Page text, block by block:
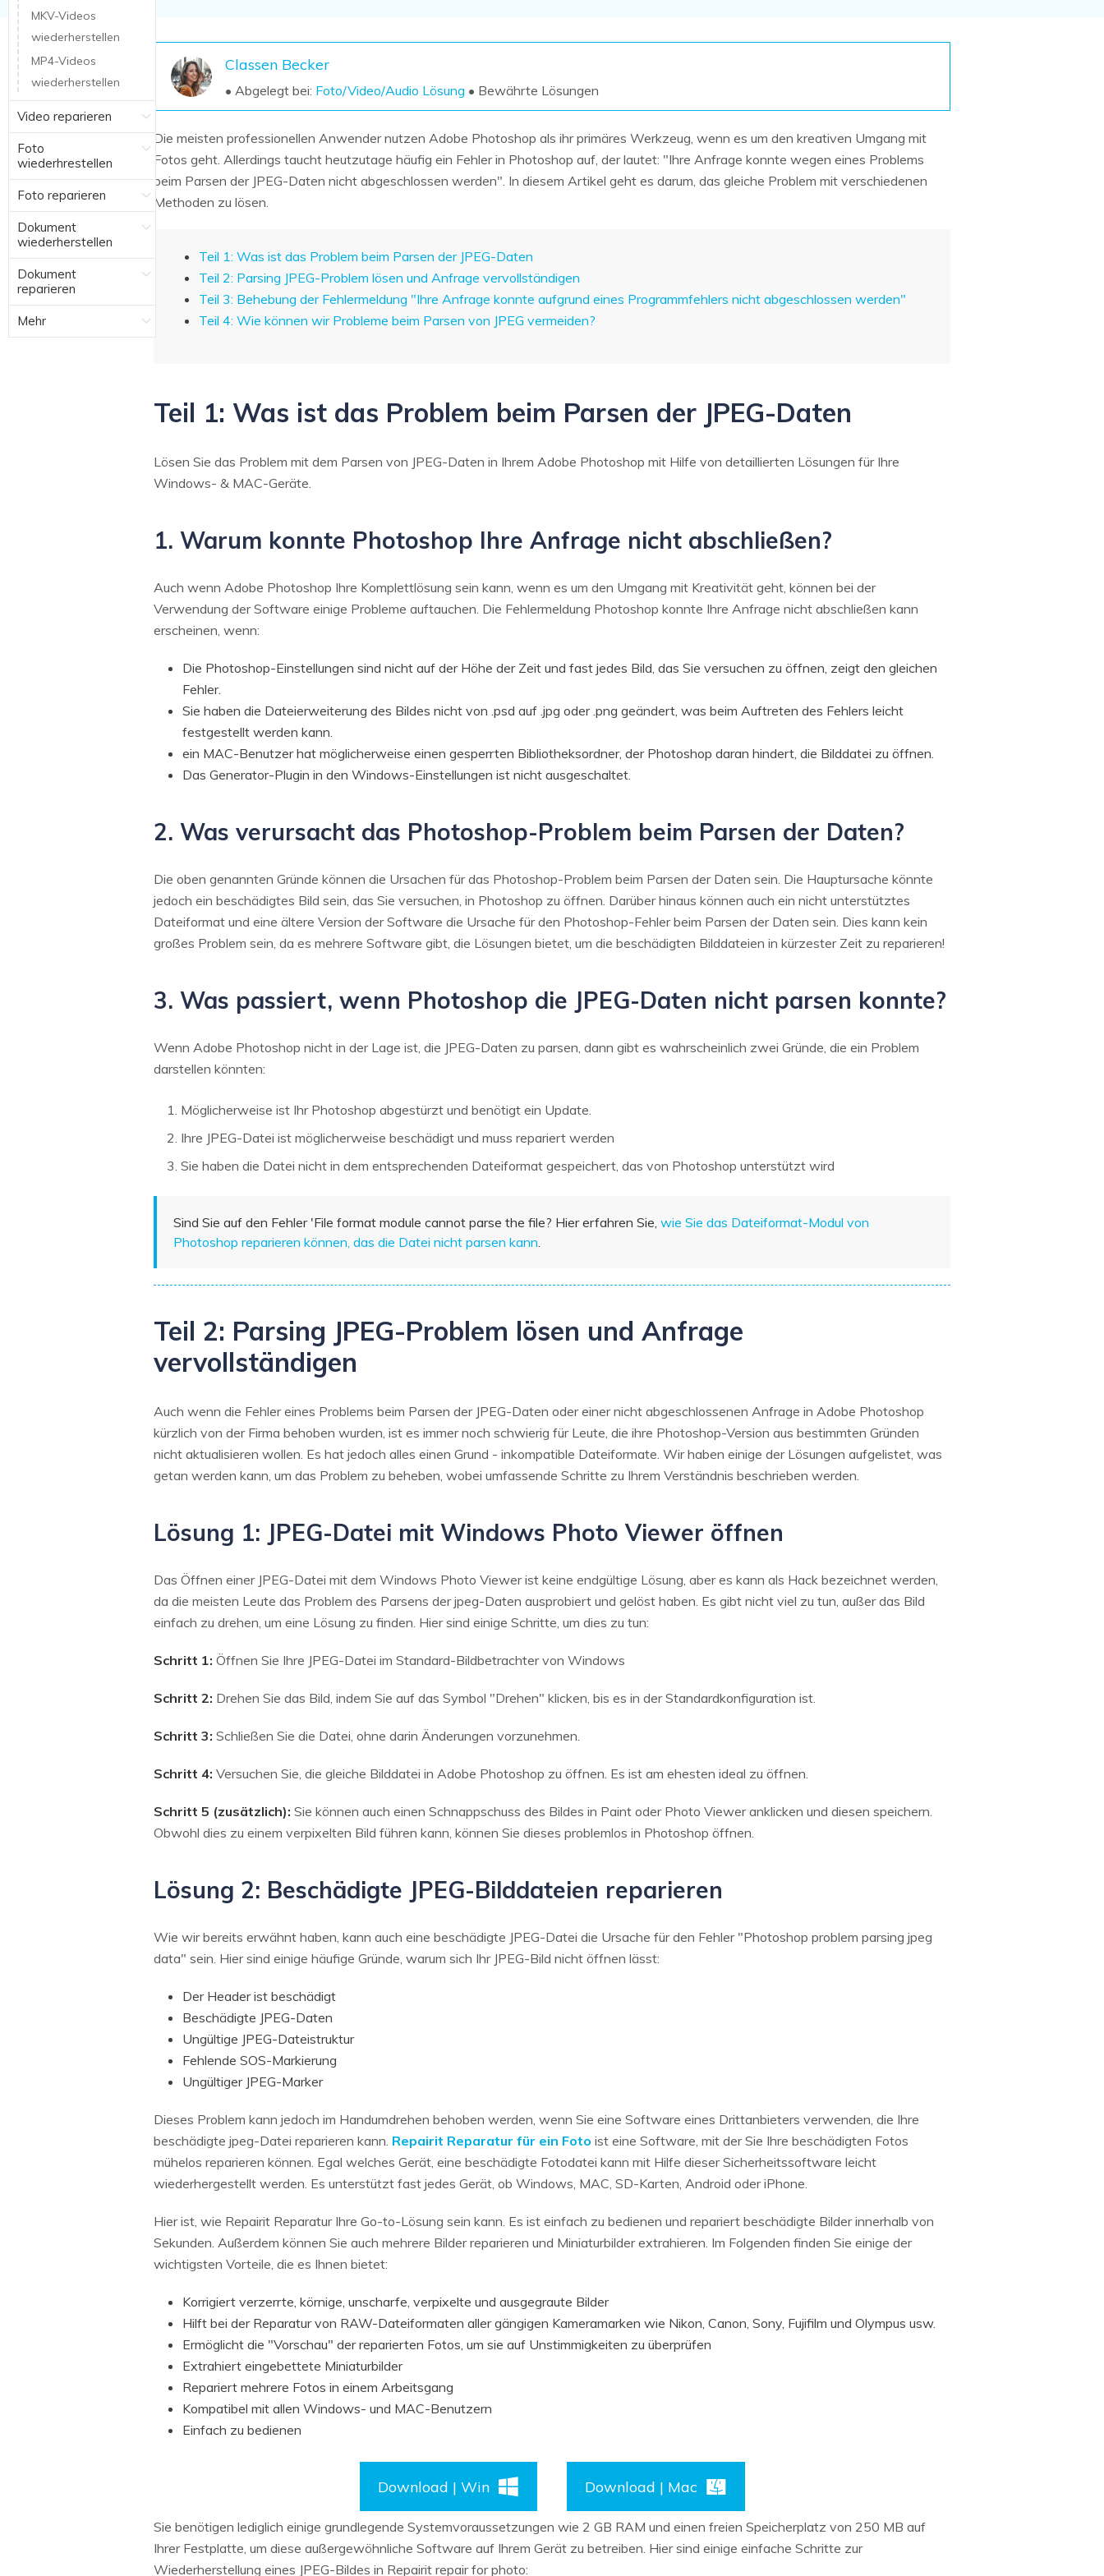
NAS-Datenrettung
Mac-Papierkorb-Wiederherstellung
Neu
Email-
WiederherstellungWiederherstellung
Datenrettung
Neu
Werkseinstellung
Classen Becker
• Abgelegt bei: Foto/Video/Audio Lösung • Bewährte Lösungen
Die meisten professionellen Anwender nutzen Adobe Photoshop als ihr primäres Werkzeug, wenn es um den kreativen Umgang mit
Fotos geht. Allerdings taucht heutzutage häufig ein Fehler in Photoshop auf, der lautet: "Ihre Anfrage konnte wegen eines Problems
beim Parsen der JPEG-Daten nicht abgeschlossen werden". In diesem Artikel geht es darum, das gleiche Problem mit verschiedenen
Methoden zu lösen.
Teil 1: Was ist das Problem beim Parsen der JPEG-Daten
Teil 2: Parsing JPEG-Problem lösen und Anfrage vervollständigen
Teil 3: Behebung der Fehlermeldung "Ihre Anfrage konnte aufgrund eines Programmfehlers nicht abgeschlossen werden"
Teil 4: Wie können wir Probleme beim Parsen von JPEG vermeiden?
Teil 1: Was ist das Problem beim Parsen der JPEG-Daten
Lösen Sie das Problem mit dem Parsen von JPEG-Daten in Ihrem Adobe Photoshop mit Hilfe von detaillierten Lösungen für Ihre
Windows- & MAC-Geräte.
1. Warum konnte Photoshop Ihre Anfrage nicht abschließen?
Auch wenn Adobe Photoshop Ihre Komplettlösung sein kann, wenn es um den Umgang mit Kreativität geht, können bei der
Verwendung der Software einige Probleme auftauchen. Die Fehlermeldung Photoshop konnte Ihre Anfrage nicht abschließen kann
erscheinen, wenn:
Die Photoshop-Einstellungen sind nicht auf der Höhe der Zeit und fast jedes Bild, das Sie versuchen zu öffnen, zeigt den gleichen
Fehler.
Sie haben die Dateierweiterung des Bildes nicht von .psd auf .jpg oder .png geändert, was beim Auftreten des Fehlers leicht
festgestellt werden kann.
ein MAC-Benutzer hat möglicherweise einen gesperrten Bibliotheksordner, der Photoshop daran hindert, die Bilddatei zu öffnen.
Das Generator-Plugin in den Windows-Einstellungen ist nicht ausgeschaltet.
2. Was verursacht das Photoshop-Problem beim Parsen der Daten?
Die oben genannten Gründe können die Ursachen für das Photoshop-Problem beim Parsen der Daten sein. Die Hauptursache könnte
jedoch ein beschädigtes Bild sein, das Sie versuchen, in Photoshop zu öffnen. Darüber hinaus können auch ein nicht unterstütztes
Dateiformat und eine ältere Version der Software die Ursache für den Photoshop-Fehler beim Parsen der Daten sein. Dies kann kein
großes Problem sein, da es mehrere Software gibt, die Lösungen bietet, um die beschädigten Bilddateien in kürzester Zeit zu reparieren!
3. Was passiert, wenn Photoshop die JPEG-Daten nicht parsen konnte?
Wenn Adobe Photoshop nicht in der Lage ist, die JPEG-Daten zu parsen, dann gibt es wahrscheinlich zwei Gründe, die ein Problem
darstellen könnten:
Möglicherweise ist Ihr Photoshop abgestürzt und benötigt ein Update.
Ihre JPEG-Datei ist möglicherweise beschädigt und muss repariert werden
Sie haben die Datei nicht in dem entsprechenden Dateiformat gespeichert, das von Photoshop unterstützt wird
Sind Sie auf den Fehler 'File format module cannot parse the file? Hier erfahren Sie, wie Sie das Dateiformat-Modul von
Photoshop reparieren können, das die Datei nicht parsen kann.
Teil 2: Parsing JPEG-Problem lösen und Anfrage
vervollständigen
Auch wenn die Fehler eines Problems beim Parsen der JPEG-Daten oder einer nicht abgeschlossenen Anfrage in Adobe Photoshop
kürzlich von der Firma behoben wurden, ist es immer noch schwierig für Leute, die ihre Photoshop-Version aus bestimmten Gründen
nicht aktualisieren wollen. Es hat jedoch alles einen Grund - inkompatible Dateiformate. Wir haben einige der Lösungen aufgelistet, was
getan werden kann, um das Problem zu beheben, wobei umfassende Schritte zu Ihrem Verständnis beschrieben werden.
Lösung 1: JPEG-Datei mit Windows Photo Viewer öffnen
Das Öffnen einer JPEG-Datei mit dem Windows Photo Viewer ist keine endgültige Lösung, aber es kann als Hack bezeichnet werden,
da die meisten Leute das Problem des Parsens der jpeg-Daten ausprobiert und gelöst haben. Es gibt nicht viel zu tun, außer das Bild
einfach zu drehen, um eine Lösung zu finden. Hier sind einige Schritte, um dies zu tun:
Schritt 1: Öffnen Sie Ihre JPEG-Datei im Standard-Bildbetrachter von Windows
Schritt 2: Drehen Sie das Bild, indem Sie auf das Symbol "Drehen" klicken, bis es in der Standardkonfiguration ist.
Schritt 3: Schließen Sie die Datei, ohne darin Änderungen vorzunehmen.
Schritt 4: Versuchen Sie, die gleiche Bilddatei in Adobe Photoshop zu öffnen. Es ist am ehesten ideal zu öffnen.
Schritt 5 (zusätzlich): Sie können auch einen Schnappschuss des Bildes in Paint oder Photo Viewer anklicken und diesen speichern.
Obwohl dies zu einem verpixelten Bild führen kann, können Sie dieses problemlos in Photoshop öffnen.
Lösung 2: Beschädigte JPEG-Bilddateien reparieren
Wie wir bereits erwähnt haben, kann auch eine beschädigte JPEG-Datei die Ursache für den Fehler "Photoshop problem parsing jpeg
data" sein. Hier sind einige häufige Gründe, warum sich Ihr JPEG-Bild nicht öffnen lässt:
Der Header ist beschädigt
Beschädigte JPEG-Daten
Ungültige JPEG-Dateistruktur
Fehlende SOS-Markierung
Ungültiger JPEG-Marker
Dieses Problem kann jedoch im Handumdrehen behoben werden, wenn Sie eine Software eines Drittanbieters verwenden, die Ihre
beschädigte jpeg-Datei reparieren kann. Repairit Reparatur für ein Foto ist eine Software, mit der Sie Ihre beschädigten Fotos
mühelos reparieren können. Egal welches Gerät, eine beschädigte Fotodatei kann mit Hilfe dieser Sicherheitssoftware leicht
wiederhergestellt werden. Es unterstützt fast jedes Gerät, ob Windows, MAC, SD-Karten, Android oder iPhone.
Hier ist, wie Repairit Reparatur Ihre Go-to-Lösung sein kann. Es ist einfach zu bedienen und repariert beschädigte Bilder innerhalb von
Sekunden. Außerdem können Sie auch mehrere Bilder reparieren und Miniaturbilder extrahieren. Im Folgenden finden Sie einige der
wichtigsten Vorteile, die es Ihnen bietet:
Korrigiert verzerrte, körnige, unscharfe, verpixelte und ausgegraute Bilder
Hilft bei der Reparatur von RAW-Dateiformaten aller gängigen Kameramarken wie Nikon, Canon, Sony, Fujifilm und Olympus usw.
Ermöglicht die "Vorschau" der reparierten Fotos, um sie auf Unstimmigkeiten zu überprüfen
Extrahiert eingebettete Miniaturbilder
Repariert mehrere Fotos in einem Arbeitsgang
Kompatibel mit allen Windows- und MAC-Benutzern
Einfach zu bedienen
Download | Win Download | Mac
Sie benötigen lediglich einige grundlegende Systemvoraussetzungen wie 2 GB RAM und einen freien Speicherplatz von 250 MB auf
Ihrer Festplatte, um diese außergewöhnliche Software auf Ihrem Gerät zu betreiben. Hier sind einige einfache Schritte zur
Wiederherstellung eines JPEG-Bildes in Repairit repair for photo:
MKV-Videos
wiederherstellen
MP4-Videos
wiederherstellen
Video reparieren
Foto
wiederhrestellen
Foto reparieren
Dokument
wiederherstellen
Dokument
reparieren
Mehr